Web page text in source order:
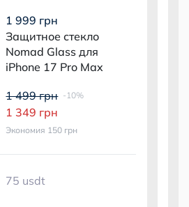
1 999 грн
Защитное стекло
Nomad Glass для
iPhone 17 Pro Max
1 499 грн -10%
1 349 грн
Экономия 150 грн
75 usdt